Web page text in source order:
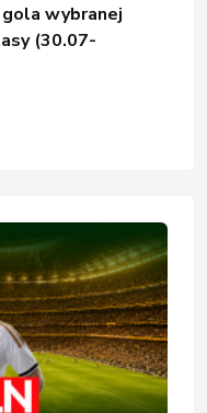
wybranej
(30.07-